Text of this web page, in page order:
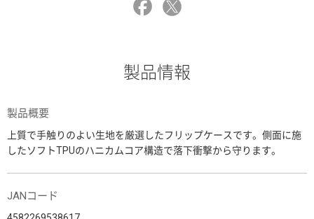
製品情報
製品概要
上質で手触りのよい生地を厳選したフリップケースです。側面に施
したソフトTPUのハニカムコア構造で落下衝撃から守ります。
JANコード